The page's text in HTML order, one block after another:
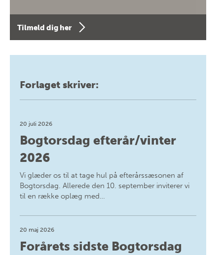
Tilmeld dig her
Forlaget skriver:
20 juli 2026
Bogtorsdag efterår/vinter
2026
Vi glæder os til at tage hul på efterårssæsonen af
Bogtorsdag. Allerede den 10. september inviterer vi
til en række oplæg med…
20 maj 2026
Forårets sidste Bogtorsdag